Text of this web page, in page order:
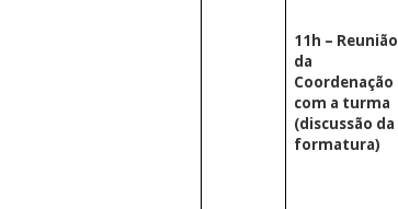
11h – Reunião
da
Coordenação
com a turma
(discussão da
formatura)